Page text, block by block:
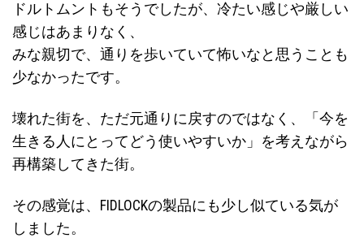
ドルトムントもそうでしたが、冷たい感じや厳しい
感じはあまりなく、
みな親切で、通りを歩いていて怖いなと思うことも
少なかったです。
壊れた街を、ただ元通りに戻すのではなく、「今を
生きる人にとってどう使いやすいか」を考えながら
再構築してきた街。
その感覚は、FIDLOCKの製品にも少し似ている気が
しました。